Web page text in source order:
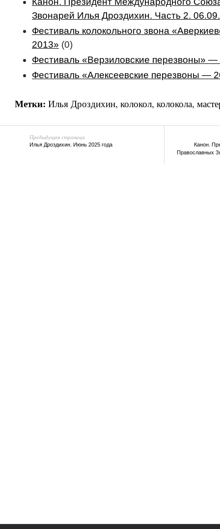
Звонарей Илья Дроздихин. Часть 2.
Фестиваль колокольного звона
2013» (0)
Фестиваль «Верзиловские перезвоны» —
Фестиваль «Алексеевские перезвоны —
Метки: Илья Дроздихин, колокол, колокола,
Предыдущая страница
Илья Дроздихин. Июнь 2025 года
Канон.
Православных